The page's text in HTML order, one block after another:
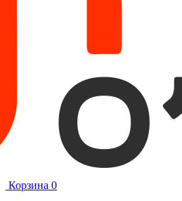
Корзина 0